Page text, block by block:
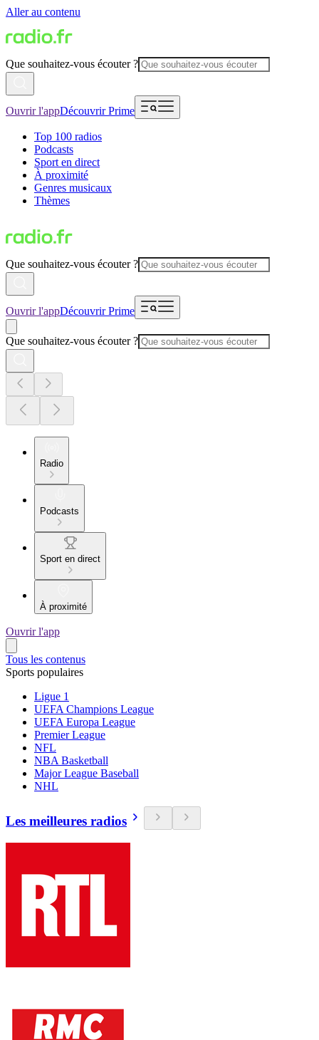
Aller au contenu
Que souhaitez-vous écouter ?
Ouvrir l'appDécouvrir Prime
Top 100 radios
Podcasts
Sport en direct
À proximité
Genres musicaux
Thèmes
Que souhaitez-vous écouter ?
Ouvrir l'appDécouvrir Prime
Que souhaitez-vous écouter ?
Radio
Podcasts
Sport en direct
À proximité
Ouvrir l'app
Tous les contenus
Sports populaires
Ligue 1
UEFA Champions League
UEFA Europa League
Premier League
NFL
NBA Basketball
Major League Baseball
NHL
Les meilleures radios